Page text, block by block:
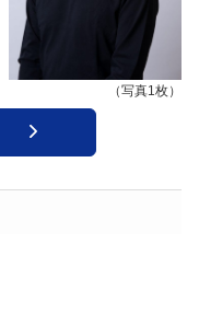
（写真1枚）